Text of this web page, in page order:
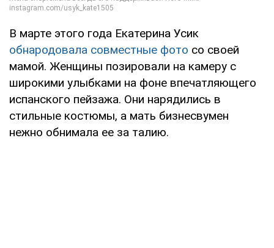
В марте этого года Екатерина Усик
обнародовала совместные фото со своей
мамой. Женщины позировали на камеру с
широкими улыбками на фоне впечатляющего
испанского пейзажа. Они нарядились в
стильные костюмы, а мать бизнесвумен
нежно обнимала ее за талию.